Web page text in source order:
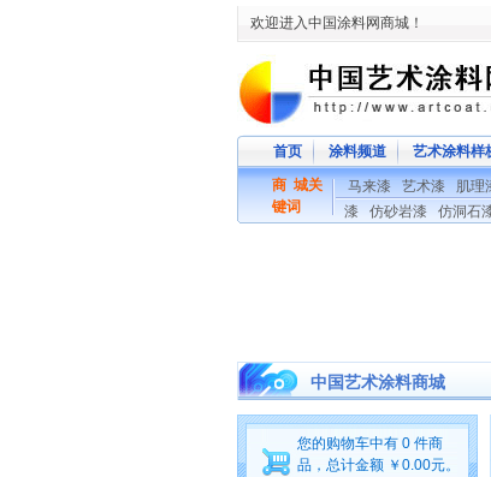
欢迎进入中国涂料网商城！
首页 涂料频道 艺术涂料样
商 城关
键词
马来漆 艺术漆 肌理
漆
仿砂岩漆 仿洞石
中国艺术涂料商城
您的购物车中有 0 件商
品，总计金额 ￥0.00元。